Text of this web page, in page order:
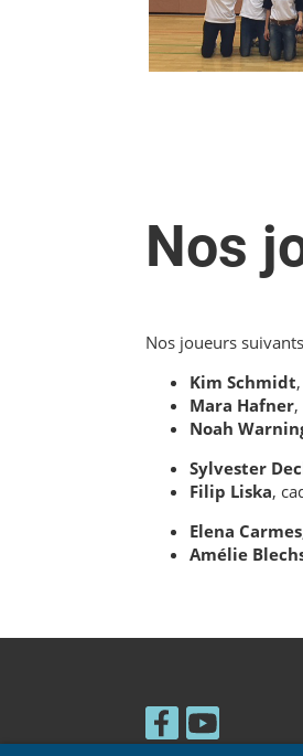
Nos
Nos joueurs
Kim Schmidt
Mara Hafner
Noah
Sylvester
Filip Liska,
Elena Carmes
Amélie